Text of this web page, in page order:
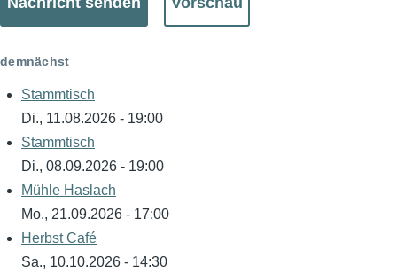
demnächst
Stammtisch
Di., 11.08.2026 - 19:00
Stammtisch
Di., 08.09.2026 - 19:00
Mühle Haslach
Mo., 21.09.2026 - 17:00
Herbst Café
Sa., 10.10.2026 - 14:30